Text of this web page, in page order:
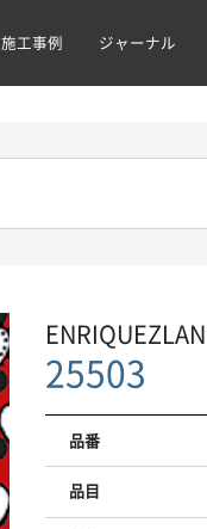
施工事例 ジャーナル
25503
品番
品目